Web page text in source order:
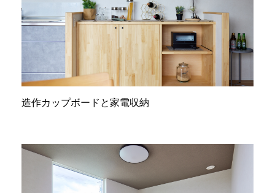
造作カップボードと家電収納